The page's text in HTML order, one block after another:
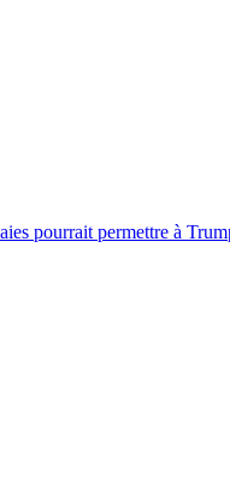
pourrait permettre à